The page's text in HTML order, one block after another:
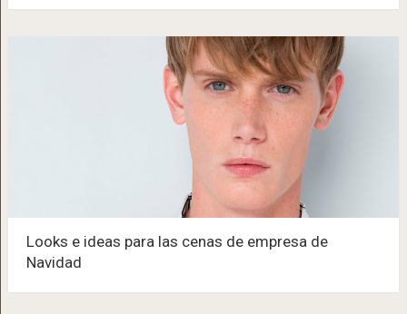
Looks e ideas para las cenas de empresa de
Navidad